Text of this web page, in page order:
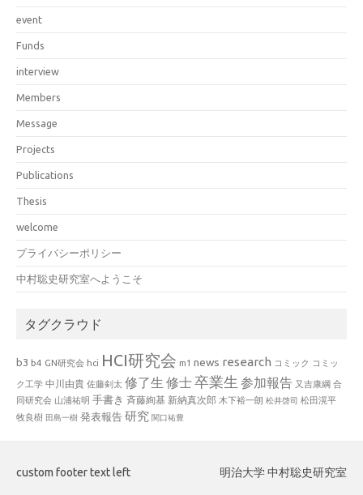
event
Funds
interview
Members
Message
Projects
Publications
Thesis
welcome
プライバシーポリシー
中村聡史研究室へようこそ
タグクラウド
b3 b4 GN研究会 hci HCI研究会 m1 news research コミック コミッ
ク工学 中川由貴 佐藤剣太 修了生 修士卒業生 参加報告 又吉康綱 合
同研究会 山浦祐明 手書き 斉藤絢基 新納真次郎 木下裕一朗 松井啓司 松田滉平
牧良樹 田島一樹 発表報告 研究 関口祐豊
custom footer text left 明治大学 中村聡史研究室